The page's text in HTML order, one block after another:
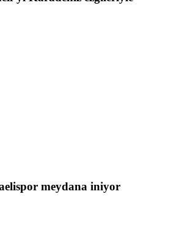
meydana iniyor